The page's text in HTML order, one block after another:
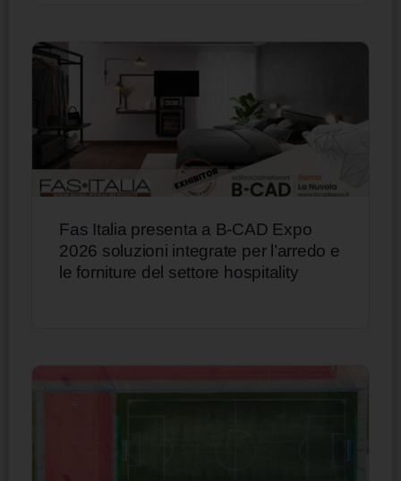
Fas Italia presenta a B-CAD Expo
2026 soluzioni integrate per l’arredo e
le forniture del settore hospitality